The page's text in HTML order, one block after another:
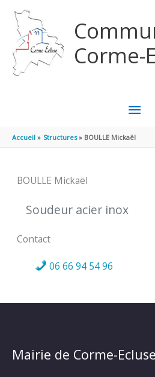
Corme-
MENU
Accueil Structures BOULLE Mickaël
BOULLE Mickaël
Soudeur acier inox
Contact
06 66 94 54 96
Mairie de Corme-Ecluse